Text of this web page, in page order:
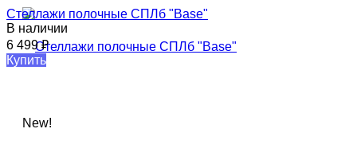
Стеллажи полочные СПЛб "Base"​
В наличии
6 499₽
Купить
New!